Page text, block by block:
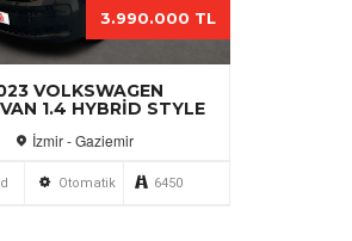
VOLKSWAGEN
1.4 HYBRID STYLE
İzmir - Gaziemir
3.990.000 TL
Otomatik 6450